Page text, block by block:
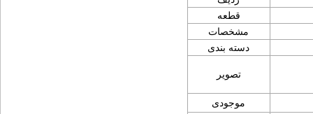
قطعه
مشخصات
دسته بندی
تصویر
موجودی